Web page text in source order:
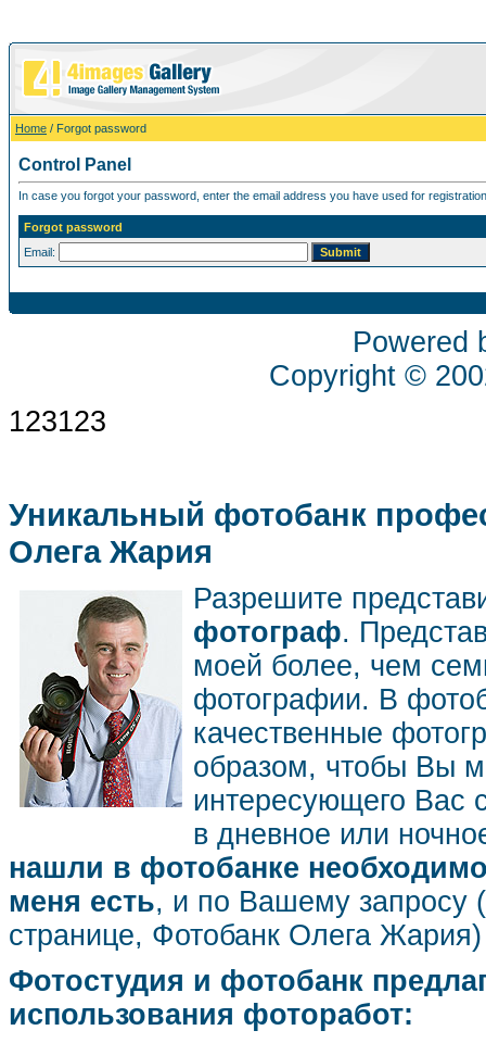
Home / Forgot password
Control Panel
In case you forgot your password, enter the email address you have used for
Forgot password
Email:
Powered
Copyright ©
123123
Уникальный фотобанк
Олега Жария
Разрешите
фотограф.
моей более, чем
фотографии. В
качественные
образом, чтобы Вы
интересующего Вас
в дневное или
нашли в фотобанке
меня есть, и по Вашему запросу
странице, Фотобанк Олега
Фотостудия и фотобанк
использования фоторабот: